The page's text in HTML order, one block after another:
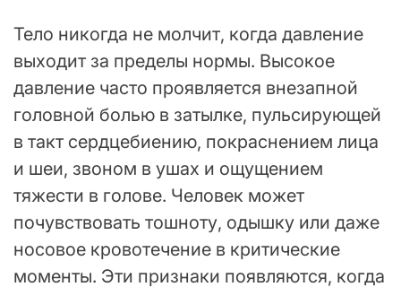
Тело никогда не молчит, когда давление
выходит за пределы нормы. Высокое
давление часто проявляется внезапной
головной болью в затылке, пульсирующей
в такт сердцебиению, покраснением лица
и шеи, звоном в ушах и ощущением
тяжести в голове. Человек может
почувствовать тошноту, одышку или даже
носовое кровотечение в критические
моменты. Эти признаки появляются, когда